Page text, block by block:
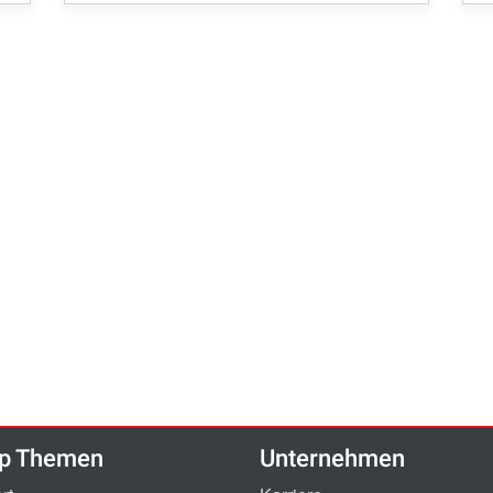
Themen Unternehmen